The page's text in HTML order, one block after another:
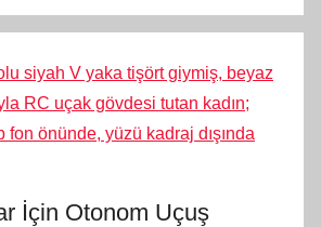
İçin Otonom Uçuş